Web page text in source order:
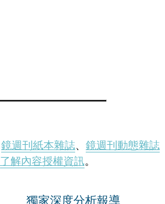
鏡週刊紙本雜誌、 鏡週刊動態雜誌
了解內容授權資訊。
獨家深度分析報導